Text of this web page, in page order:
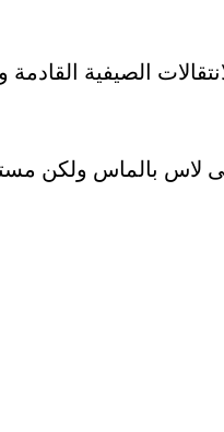
الصيفية
لاس بالماس ولكن